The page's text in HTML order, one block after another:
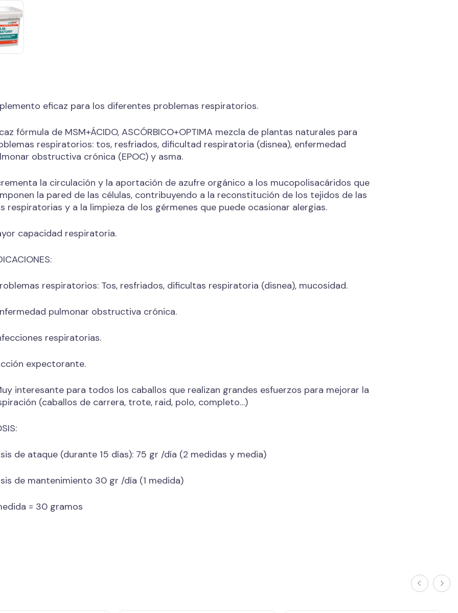
eficaz para los diferentes problemas respiratorios.
fórmula de MSM+ÁCIDO, ASCÓRBICO+OPTIMA mezcla de plantas naturales para
respiratorios: tos, resfriados, dificultad respiratoria (disnea), enfermedad
obstructiva crónica (EPOC) y asma.
la circulación y la aportación de azufre orgánico a los mucopolisacáridos que
la pared de las células, contribuyendo a la reconstitución de los tejidos de las
respiratorias y a la limpieza de los gérmenes que puede ocasionar alergias.
capacidad respiratoria.
respiratorios: Tos, resfriados, dificultas respiratoria (disnea), mucosidad.
pulmonar obstructiva crónica.
respiratorias.
expectorante.
interesante para todos los caballos que realizan grandes esfuerzos para mejorar la
(caballos de carrera, trote, raid, polo, completo…)
de ataque (durante 15 días): 75 gr /día (2 medidas y media)
de mantenimiento 30 gr /día (1 medida)
= 30 gramos